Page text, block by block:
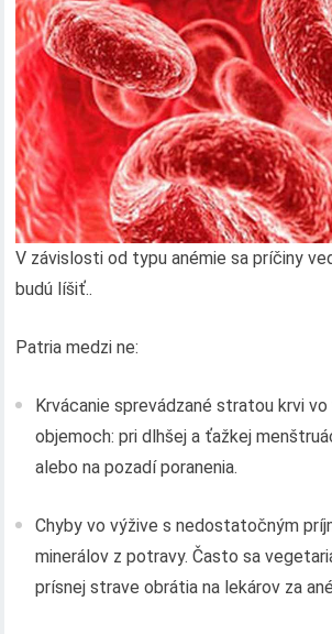
V závislosti od typu anémie sa príčiny
budú líšiť..
Patria medzi ne:
Krvácanie sprevádzané stratou krvi
objemoch: pri dlhšej a ťažkej
alebo na pozadí poranenia.
Chyby vo výžive s nedostatočným
minerálov z potravy. Často sa
prísnej strave obrátia na lekárov za